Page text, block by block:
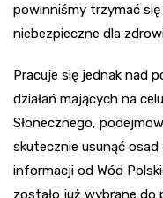
powinniśmy trzymać się
niebezpieczne dla
Pracuje się jednak nad
działań mających na
Słonecznego,
skutecznie usunąć osad
informacji od Wód
zostało już wybrane do